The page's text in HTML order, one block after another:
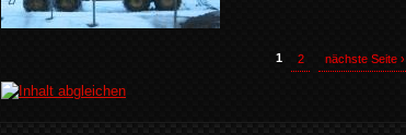
1 2 nächste Seite ›